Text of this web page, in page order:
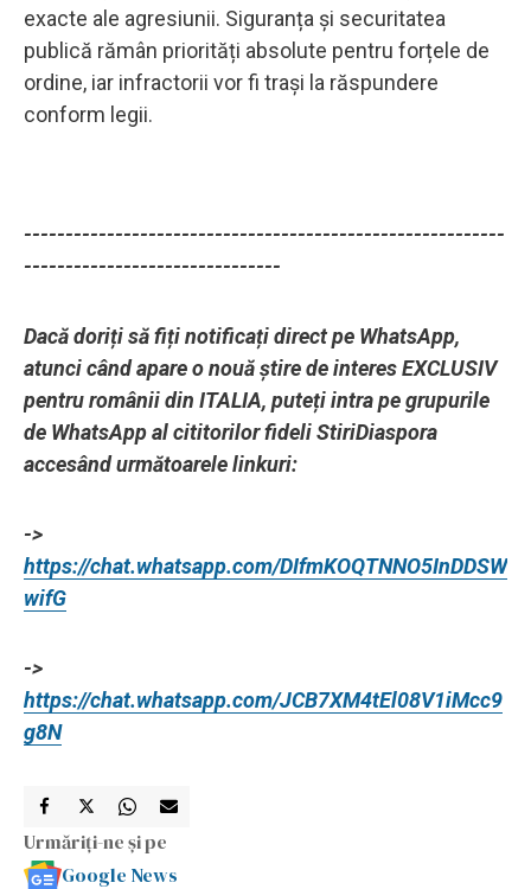
exacte ale agresiunii. Siguranța și securitatea
publică rămân priorități absolute pentru forțele de
ordine, iar infractorii vor fi trași la răspundere
conform legii.
----------------------------------------------------------
-------------------------------
Dacă doriți să fiți notificați direct pe WhatsApp,
atunci când apare o nouă știre de interes EXCLUSIV
pentru românii din ITALIA, puteți intra pe grupurile
de WhatsApp al cititorilor fideli StiriDiaspora
accesând următoarele linkuri:
->
https://chat.whatsapp.com/DIfmKOQTNNO5InDDSW
wifG
->
https://chat.whatsapp.com/JCB7XM4tEl08V1iMcc9
g8N
Urmăriți-ne și pe
Google News